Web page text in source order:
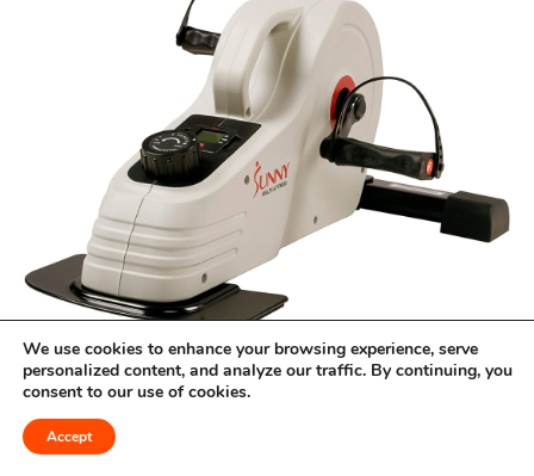
Le vélo magnétique de bureau est une solution
abordable et polyvalente pour vos exercices réguliers.
Caractéristiques
We use cookies to enhance your browsing experience, serve
personalized content, and analyze our traffic. By continuing, you
consent to our use of cookies.
Accept